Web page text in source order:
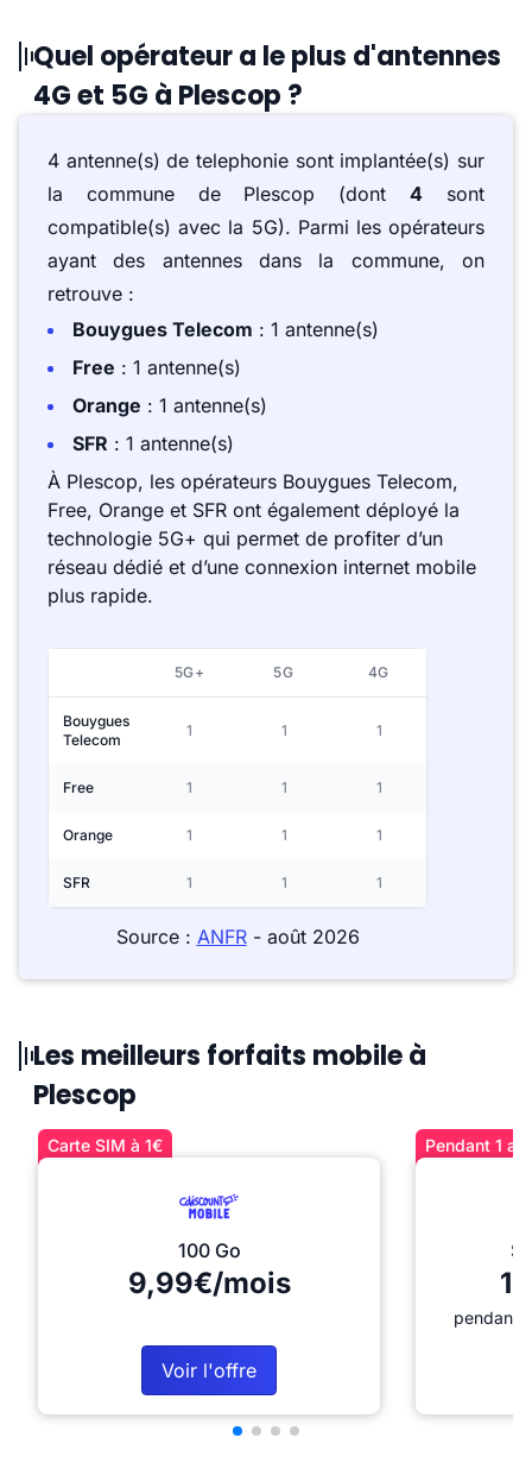
Quel opérateur a le plus d'antennes
4G et 5G à Plescop ?
4 antenne(s) de telephonie sont implantée(s) sur
la commune de Plescop (dont4 sont
compatible(s) avec la 5G). Parmi les opérateurs
ayant des antennes dans la commune, on
retrouve :
Bouygues Telecom : 1 antenne(s)
Free : 1 antenne(s)
Orange : 1 antenne(s)
SFR : 1 antenne(s)
À Plescop, les opérateurs Bouygues Telecom,
Free, Orange et SFR ont également déployé la
technologie 5G+ qui permet de profiter d’un
réseau dédié et d’une connexion internet mobile
plus rapide.
5G+ 5G 4G
Bouygues
Telecom
1 1 1
Free 1 1 1
Orange 1 1 1
SFR 1 1 1
Source : ANFR- août 2026
Les meilleurs forfaits mobile à
Plescop
Carte SIM à 1€
100 Go
9,99€/mois
Voir l'offre
Pendant 1
pendant